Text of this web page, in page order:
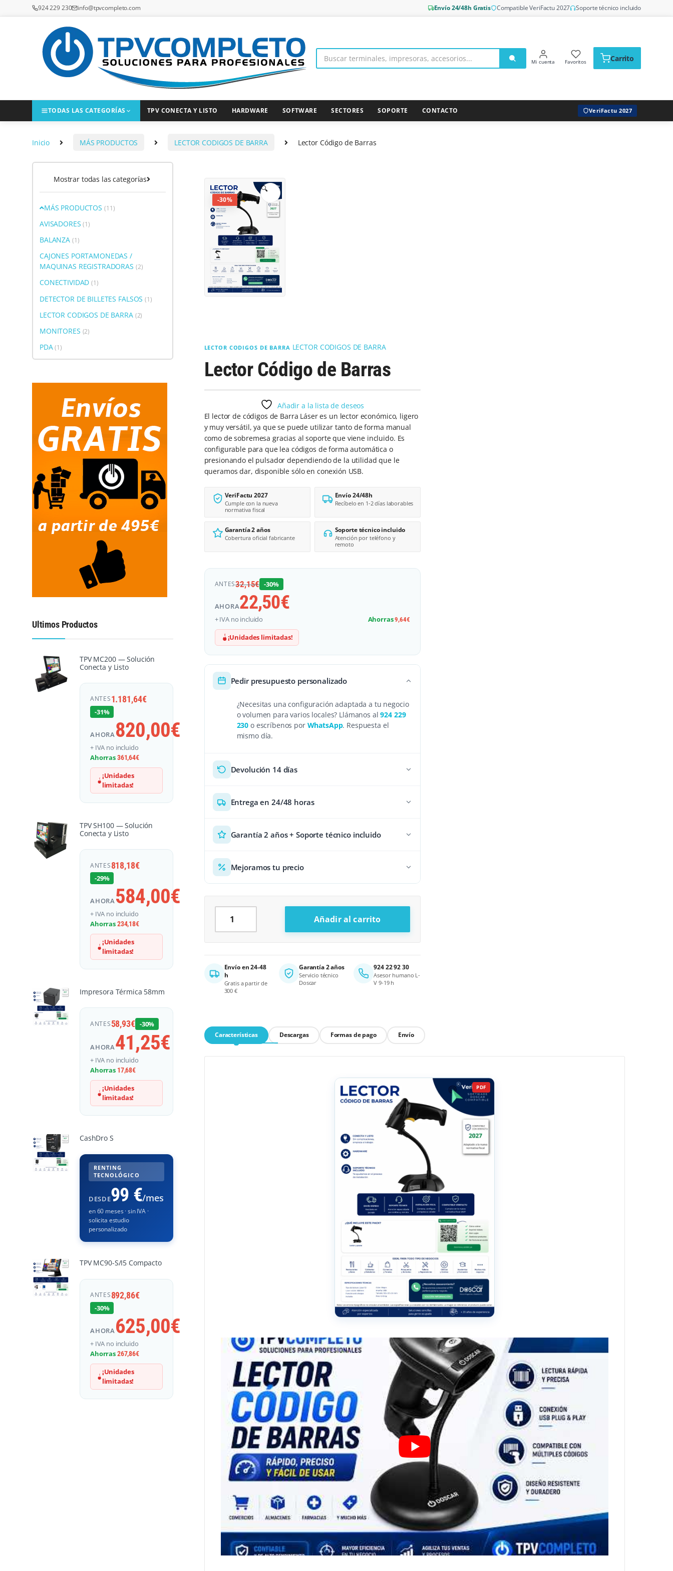
Saltar a la navegación
Saltar al contenido
924 229 230 info@tpvcompleto.com Envío 24/48h Gratis Compatible VeriFactu 2027 Soporte técnico incluido
Mi cuenta Favoritos Carrito
TODAS LAS CATEGORÍAS TPV CONECTA Y LISTO HARDWARE SOFTWARE SECTORES SOPORTE CONTACTO VeriFactu 2027
Inicio MÁS PRODUCTOS LECTOR CODIGOS DE BARRA Lector Código de Barras
-30%
🔍
LECTOR CODIGOS DE BARRA LECTOR CODIGOS DE BARRA
Lector Código de Barras
Añadir a la lista de deseos
El lector de códigos de Barra Láser es un lector económico, ligero
y muy versátil, ya que se puede utilizar tanto de forma manual
como de sobremesa gracias al soporte que viene incluido. Es
configurable para que lea códigos de forma automática o
presionando el pulsador dependiendo de la utilidad que le
queramos dar, disponible sólo en conexión USB.
VeriFactu 2027
Cumple con la nueva
normativa fiscal
Envío 24/48h
Recíbelo en 1-2 días laborables
Garantía 2 años
Cobertura oficial fabricante
Soporte técnico incluido
Atención por teléfono y
remoto
ANTES32,15€ -30%
AHORA22,50€
+ IVA no incluido Ahorras9,64€
¡Unidades limitadas!
Pedir presupuesto personalizado
¿Necesitas una configuración adaptada a tu negocio
o volumen para varios locales? Llámanos al924 229
230 o escríbenos por WhatsApp. Respuesta el
mismo día.
Devolución 14 días
Entrega en 24/48 horas
Garantía 2 años + Soporte técnico incluido
Mejoramos tu precio
Lector Código de Barras cantidad
Añadir al carrito
Alternative:
Envío en 24-48
h
Gratis a partir de
300 €
Garantía 2 años
Servicio técnico
Doscar
924 22 92 30
Asesor humano L-
V 9-19 h
Características Descargas Formas de pago Envío
Mostrar todas las categorías
MÁS PRODUCTOS (11)
AVISADORES(1)
BALANZA (1)
CAJONES PORTAMONEDAS /
MAQUINAS REGISTRADORAS (2)
CONECTIVIDAD(1)
DETECTOR DE BILLETES FALSOS(1)
LECTOR CODIGOS DE BARRA (2)
MONITORES (2)
PDA(1)
Ultimos Productos
TPV MC200 — Solución
Conecta y Listo
ANTES1.181,64€
-31%
AHORA820,00€
+ IVA no incluido
Ahorras361,64€
¡Unidades
limitadas!
TPV SH100 — Solución
Conecta y Listo
ANTES818,18€
-29%
AHORA584,00€
+ IVA no incluido
Ahorras234,18€
¡Unidades
limitadas!
Impresora Térmica 58mm
ANTES58,93€ -30%
AHORA41,25€
+ IVA no incluido
Ahorras 17,68€
¡Unidades
limitadas!
CashDro S
RENTING
TECNOLÓGICO
DESDE99 €/mes
en 60 meses · sin IVA ·
solicita estudio
personalizado
TPV MC90-S/I5 Compacto
ANTES892,86€
-30%
AHORA625,00€
+ IVA no incluido
Ahorras267,86€
¡Unidades
limitadas!